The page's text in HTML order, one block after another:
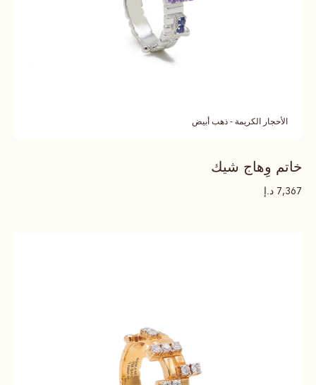
الأحجار الكريمة - ذهب أبيض
خاتم وِهاج شيك
7,367 د.إ